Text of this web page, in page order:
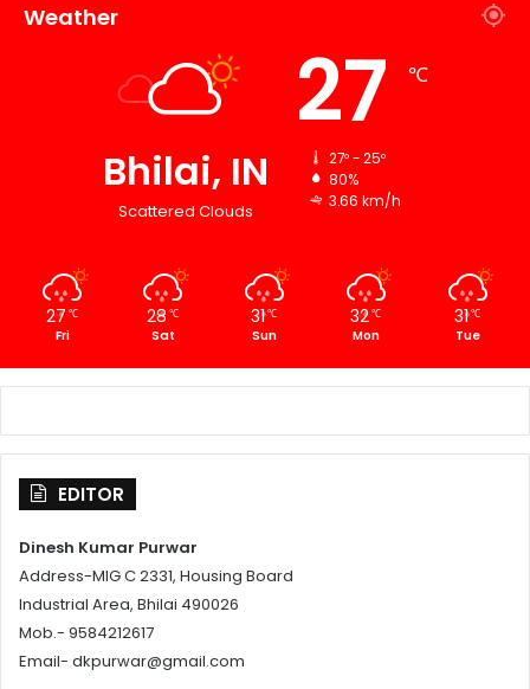
Weather
Bhilai, IN
Scattered Clouds
27 ℃
27º - 25º
80%
3.66 km/h
27 ℃
Fri
28 ℃
Sat
31℃
Sun
32℃
Mon
31℃
Tue
EDITOR
Dinesh Kumar Purwar
Address-MIG C 2331, Housing Board
Industrial Area, Bhilai 490026
Mob.- 9584212617
Email- dkpurwar@gmail.com